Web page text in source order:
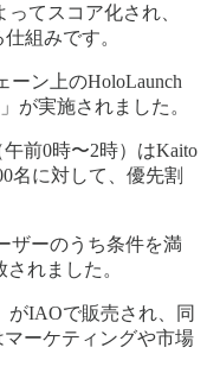
てスコア化され、
組みです。
ーン上のHoloLaunch
が実施されました。
前0時〜2時）はKaito
名に対して、優先割
ザーのうち条件を満
れました。
がIAOで販売され、同
ーケティングや市場